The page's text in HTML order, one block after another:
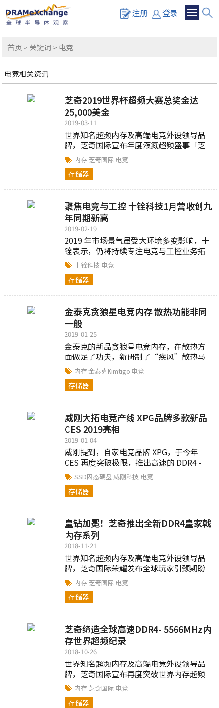
注册 登录
首页 > 关键词 > 电竞
电竞相关资讯
芝奇2019世界杯超频大赛总奖金达
25,000美金
2019-03-11
世界知名超频内存及高端电竞外设领导品
牌，芝奇国际宣布年度液氮超频盛事「芝
奇2019第六届世界杯超频大赛」正式展
开。
内存 芝奇国际 电竞
存储器
聚焦电竞与工控 十铨科技1月营收创九
年同期新高
2019-02-19
2019 年市场景气虽受大环境多变影响，十
铨表示，仍将持续专注电竞与工控业务拓
展，以稳健的营运促进集团健康成长。未
来5G商转后，可望带动服务器、AI 等产业
需求进一步增加
十铨科技 电竞
存储器
金泰克贪狼星电竞内存 散热功能非同
一般
2019-01-25
金泰克的新品贪狼星电竞内存，在散热方
面做足了功夫，新研制了“疾风”散热马
甲,采用散热速度快的铝制铠甲和导热胶材
质，双翼对称设计，保持均匀散热的同时
保护电路存储元件。
内存金泰克Kimtigo 电竞
存储器
威刚大拓电竞产线 XPG品牌多款新品
CES 2019亮相
2019-01-04
威刚提到，自家电竞品牌 XPG，于今年
CES 再度突破极限，推出高速的 DDR4 -
XPG SPECTRIX D80，搭配 MSI Z390I 主
机板，最高可达 4933MHz，此外，XPG 固
态硬盘与外接式固态硬盘也会亮相抢市，
SSD固态硬盘 威刚科技 电竞
存储器
皇钻加冕！芝奇推出全新DDR4皇家戟
内存系列
2018-11-21
世界知名超频内存及高端电竞外设领导品
牌，芝奇国际荣耀发布全球玩家引颈期盼
的Trident Z Royal皇家戟系列 DDR4内
存。
内存 芝奇国际 电竞
存储器
芝奇缔造全球高速DDR4- 5566MHz内
存世界超频纪录
2018-10-26
世界知名超频内存及高端电竞外设领导品
牌，芝奇国际宣布再度突破世界内存超频
记录，以DDR4-5566MHz的惊人速度，成
为全球超频内存速度纪录保持者。。。
内存 芝奇国际 电竞
存储器